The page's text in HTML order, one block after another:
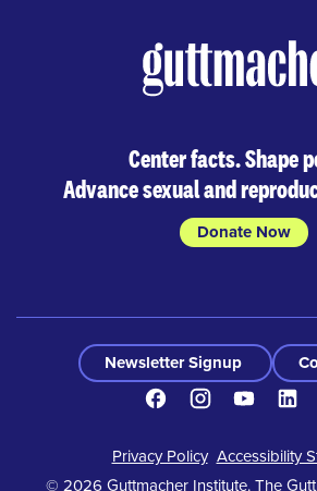
Center facts. Shape
Advance sexual and
Donate Now
Newsletter Signup
FacebookInstagramYoutube
Footer
Privacy Policy Accessibility
© 2026 Guttmacher Institute. The